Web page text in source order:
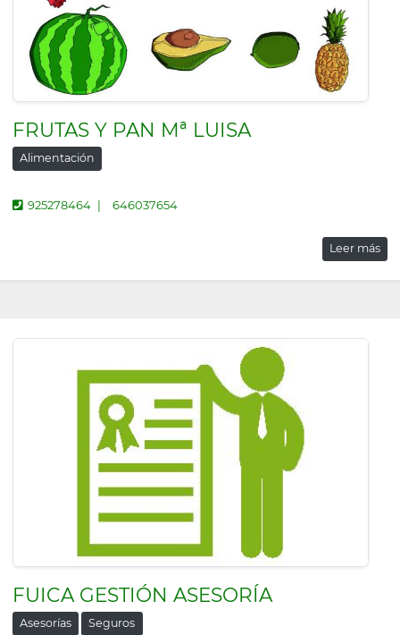
FRUTAS Y PAN Mª LUISA
Alimentación
925278464 646037654
Leer más
FUICA GESTIÓN ASESORÍA
Asesorías Seguros